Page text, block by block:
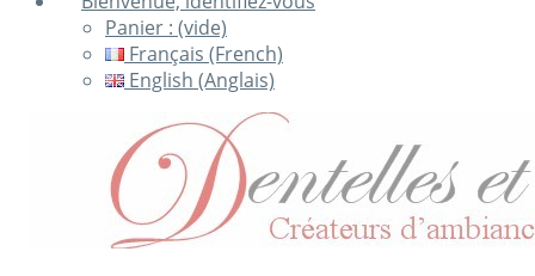
Panier : (vide)
Français (French)
English (Anglais)